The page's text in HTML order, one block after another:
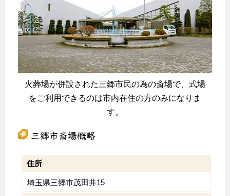
火葬場が併設された三郷市民の為の斎場で、式場
をご利用できるのは市内在住の方のみになりま
す。
三郷市斎場概略
住所
埼玉県三郷市茂田井15